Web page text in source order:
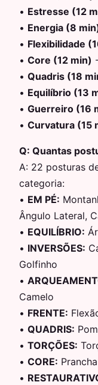
• Estresse (12
• Energia (8
• Flexibilidade
• Core (12 min)
• Quadris (18
• Equilíbrio (13
• Guerreiro (16
• Curvatura (15
Q: Quantas
A: 22 posturas
categoria:
• EM PÉ:
Ângulo Lateral,
• EQUILÍBRIO:
• INVERSÕES:
Golfinho
•
Camelo
• FRENTE:
• QUADRIS:
• TORÇÕES:
• CORE: Prancha
•